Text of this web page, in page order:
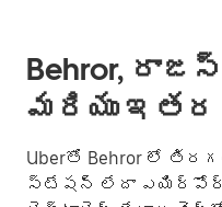
Behror,
మరియు ఇతర
Uberతో Behror లో
స్టేషన్ లేదా